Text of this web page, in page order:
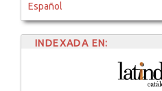
Español
INDEXADA EN: